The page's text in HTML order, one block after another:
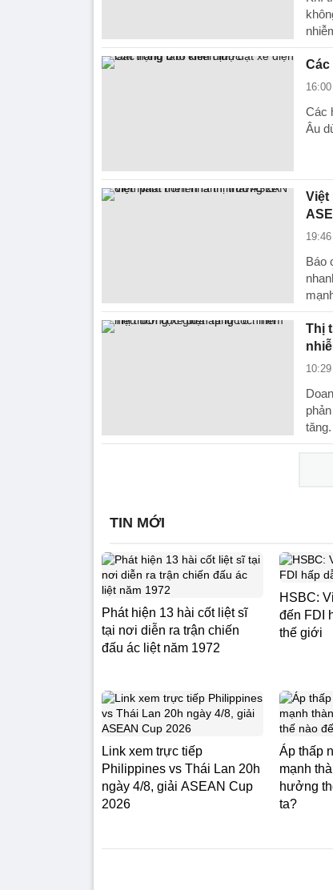
Các
Các
Âu
Việt
Báo
Thị
tăng.
TIN MỚI
Phát hiện 13 hài cốt liệt sĩ
tại nơi diễn ra trận chiến
đấu ác liệt năm 1972
HSBC:
đến FDI
thế giới
Link xem trực tiếp
Philippines vs Thái Lan 20h
ngày 4/8, giải ASEAN Cup
2026
Áp thấp
mạnh
hưởng
ta?